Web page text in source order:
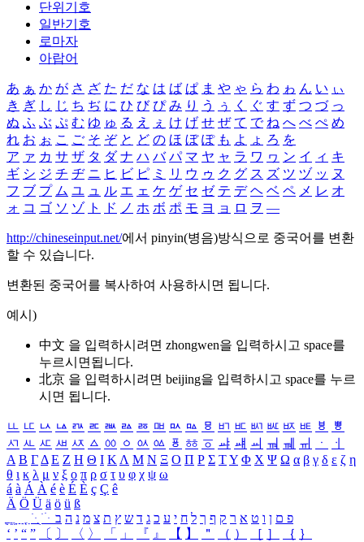
단위기호
일반기호
로마자
아랍어
あ ぁ か が さ ざ た だ な は ば ぱ ま や ゃ ら わ ゎ ん い ぃ
き ぎ し じ ち ぢ に ひ び ぴ み り う ぅ く ぐ す ず つ づ っ
ぬ ふ ぶ ぷ む ゆ ゅ る え ぇ け げ せ ぜ て で ね へ べ ぺ め
れ お ぉ こ ご そ ぞ と ど の ほ ぼ ぽ も よ ょ ろ を
ア ァ カ サ ザ タ ダ ナ ハ バ パ マ ヤ ャ ラ ワ ヮ ン イ ィ キ
ギ シ ジ チ ヂ ニ ヒ ビ ピ ミ リ ウ ゥ ク グ ス ズ ツ ヅ ッ ヌ
フ ブ プ ム ユ ュ ル エ ェ ケ ゲ セ ゼ テ デ ヘ ベ ペ メ レ オ
ォ コ ゴ ソ ゾ ト ド ノ ホ ボ ポ モ ヨ ョ ロ ヲ ―
http://chineseinput.net/에서 pinyin(병음)방식으로 중국어를 변환
할 수 있습니다.
변환된 중국어를 복사하여 사용하시면 됩니다.
예시)
中文 을 입력하시려면 zhongwen을 입력하시고 space를
누르시면됩니다.
北京 을 입력하시려면 beijing을 입력하시고 space를 누르
시면 됩니다.
ㅥ ㅦ ㅧ ㅨ ㅩ ㅪ ㅫ ㅬ ㅭ ㅮ ㅯ ㅰ ㅱ ㅲ ㅳ ㅴ ㅵ ㅶ ㅷ ㅸ
ㅹ
ㅺ ㅻ ㅼ ㅽ ㅾ ㅿ ㆀ ㆁ ㆂ ㆃ ㆄ ㆅ ㆆ ㆇ ㆈ ㆉ ㆊ ㆋ ㆌ ㆍ
ㆎ
Α Β ΓΔ Ε Ζ Η Θ Ι ΚΛ Μ Ν Ξ Ο Π Ρ Σ ΤΥ Φ Χ Ψ Ω α β γ δ ε ζ η
θ ι κ λ μ ν ξ ο π ρ σ τ υ φ χ ψ ω
á à Á À é è É È ç Ç ê
Ä Ö Ü ä ö ü ß
ִֶֹ ֻּ ׁׂ פ ם ן ו ט א ר ק ף ך ל ח י ע כ ג ד ש ץ ת צ מ נ ה ב
‘ ’ “ ” 〔 〕 〈 〉 「 」 『 』 【 】 ＂ （ ） ［ ］ ｛ ｝